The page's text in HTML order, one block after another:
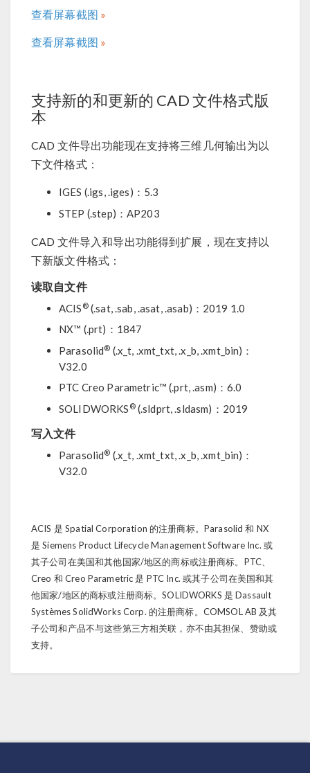
查看屏幕截图
查看屏幕截图
支持新的和更新的 CAD 文件格式版
本
CAD 文件导出功能现在支持将三维几何输出为以
下文件格式：
IGES (.igs, .iges)：5.3
STEP (.step)：AP203
CAD 文件导入和导出功能得到扩展，现在支持以
下新版文件格式：
读取自文件
ACIS ®(.sat, .sab, .asat, .asab)：2019 1.0
NX™ (.prt)：1847
Parasolid® (.x_t, .xmt_txt, .x_b, .xmt_bin)：
V32.0
PTC Creo Parametric™ (.prt, .asm)：6.0
SOLIDWORKS ®(.sldprt, .sldasm)：2019
写入文件
Parasolid® (.x_t, .xmt_txt, .x_b, .xmt_bin)：
V32.0
ACIS 是 Spatial Corporation 的注册商标。Parasolid 和 NX
是 Siemens Product Lifecycle Management Software Inc. 或
其子公司在美国和其他国家/地区的商标或注册商标。PTC、
Creo 和 Creo Parametric 是 PTC Inc. 或其子公司在美国和其
他国家/地区的商标或注册商标。SOLIDWORKS 是 Dassault
Systèmes SolidWorks Corp. 的注册商标。COMSOL AB 及其
子公司和产品不与这些第三方相关联，亦不由其担保、赞助或
支持。